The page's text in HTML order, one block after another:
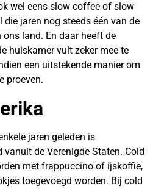
wel eens slow coffee of slow
die jaren nog steeds één van de
land. En daar heeft de
huiskamer vult zeker mee te
een uitstekende manier om
proeven.
jaren geleden is
de Verenigde Staten. Cold
met frappuccino of ijskoffie,
toegevoegd worden. Bij cold